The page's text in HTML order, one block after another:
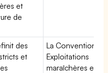
et
de
des
et
La Convention
Exploitations
maraîchères et